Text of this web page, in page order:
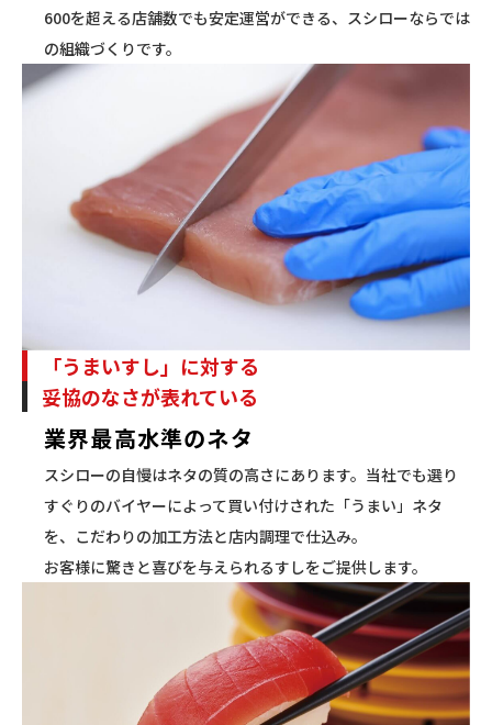
600を超える店舗数でも安定運営ができる、スシローならでは
の組織づくりです。
「うまいすし」に対する
妥協のなさが表れている
業界最高水準のネタ
スシローの自慢はネタの質の高さにあります。当社でも選り
すぐりのバイヤーによって買い付けされた「うまい」ネタ
を、こだわりの加工方法と店内調理で仕込み。
お客様に驚きと喜びを与えられるすしをご提供します。